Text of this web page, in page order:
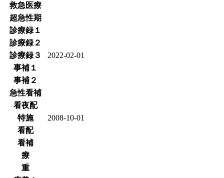
救急医療
超急性期
診療録１
診療録２
診療録３
2022-02-01
事補１
事補２
急性看補
看夜配
特施
2008-10-01
看配
看補
療
重